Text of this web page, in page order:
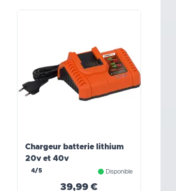
Chargeur batterie lithium
20v et 40v
4/5 Disponible
39,99 €